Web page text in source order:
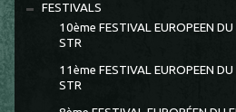
FESTIVALS
10ème FESTIVAL EUROPEEN
STR
11ème FESTIVAL EUROPEEN
STR